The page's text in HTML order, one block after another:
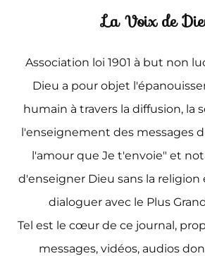
La Voix de
Association loi 1901 à but non
Dieu a pour objet
humain à travers la diffusion, la
l'enseignement des messages
l'amour que Je t'envoie" et
d'enseigner Dieu sans la religion
dialoguer avec le Plus
Tel est le cœur de ce journal,
messages, vidéos, audios